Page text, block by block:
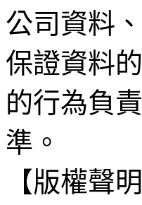
公司資料
保證資料
的行為負
準。
【版權聲明